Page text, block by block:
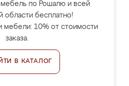
по Рошалю и всей
области бесплатно!
мебели: 10% от стоимости
заказа.
В КАТАЛОГ